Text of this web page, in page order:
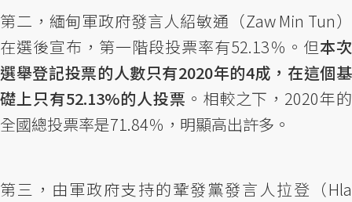
第二，緬甸軍政府發言人紹敏通（Zaw Min Tun）
在選後宣布，第一階段投票率有52.13％。但本次
選舉登記投票的人數只有2020年的4成，在這個基
礎上只有52.13%的人投票 。相較之下，2020年的
全國總投票率是71.84％，明顯高出許多。
第三，由軍政府支持的鞏發黨發言人拉登（Hla